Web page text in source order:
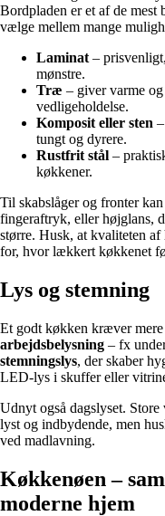
Bordpladen er et af de mest
vælge mellem mange
Laminat –
mønstre.
Træ – giver varme
vedligeholdelse.
Komposit eller sten
tungt og dyrere.
Rustfrit stål –
køkkener.
Til skabslåger og fronter
fingeraftryk, eller højglans,
større. Husk, at kvaliteten
for, hvor lækkert køkkenet
Lys og stemning
Et godt køkken kræver
arbejdsbelysning – fx
stemningslys, der skaber
LED-lys i skuffer eller
Udnyt også dagslyset.
lyst og indbydende, men
ved madlavning.
Køkkenøen –
moderne hjem